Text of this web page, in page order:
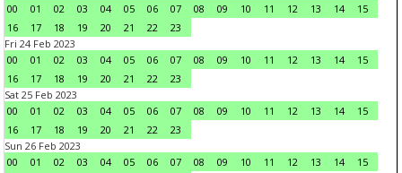
00
01 02 03 04 05 06 07 08 09 10 11 12 13 14
15
16
17 18 19 20 21 22
23
Fri 24 Feb 2023
00
01 02 03 04 05 06 07 08 09 10 11 12 13 14
15
16
17 18 19 20 21 22
23
Sat 25 Feb 2023
00
01 02 03 04 05 06 07 08 09 10 11 12 13 14
15
16
17 18 19 20 21 22
23
Sun 26 Feb 2023
00
01 02 03 04 05 06 07 08 09 10 11 12 13 14
15